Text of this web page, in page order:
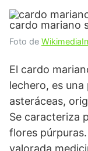
Foto de
El cardo
lechero, es
asteráceas,
Se caracteriza
flores
valorada